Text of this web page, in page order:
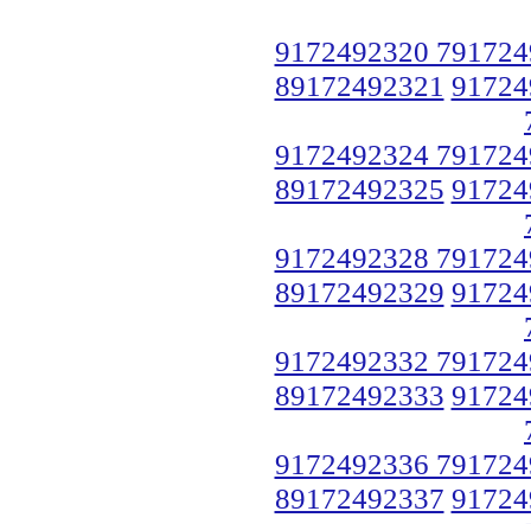
9172492320
89172492321
9172492324
89172492325
9172492328
89172492329
9172492332
89172492333
9172492336
89172492337